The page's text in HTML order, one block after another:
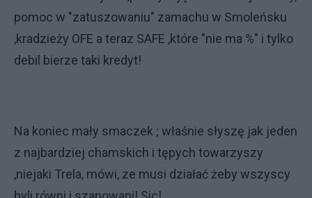
pomoc w "zatuszowaniu" zamachu w Smoleńsku
,kradzieży OFE a teraz SAFE ,które "nie ma %" i tylko
debil bierze taki kredyt!
Na koniec mały smaczek ; właśnie słyszę jak jeden
z najbardziej chamskich i tępych towarzyszy
,niejaki Trela, mówi, ze musi działać żeby wszyscy